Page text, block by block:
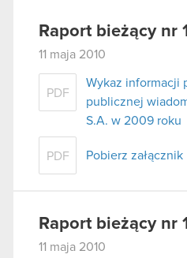
Raport bieżący nr
11 maja 2010
PDF
Wykaz informacji
publicznej
S.A. w 2009 roku
PDF Pobierz załącznik
Raport bieżący nr
11 maja 2010